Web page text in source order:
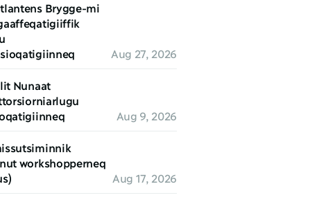
Brygge-mi
Aug 27, 2026
Nunaat
Aug 9, 2026
workshopperneq
Aug 17, 2026